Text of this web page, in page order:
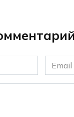
Email
*